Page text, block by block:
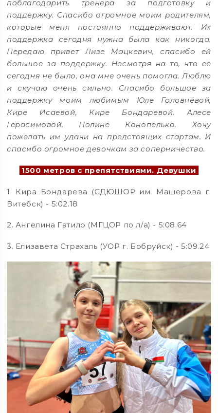
поблагодарить тренера за подготовку и
поддержку. Спасибо огромное моим родителям,
которые меня постоянно поддерживают. Их
поддержка сегодня нужна была как никогда.
Передаю привет Лизе Мацкевич, спасибо ей
большое за поддержку. Несмотря на то, что её
сегодня не было, она мне очень помогла. Люблю
и скучаю очень сильно. Спасибо большое за
поддержку моим любимым Юле Головнёвой,
Кире Исаевой, Кире Бондаревой, Алесе
Герасимовой, Полине Конопелько. Хочу
пожелать им удачи на предстоящих стартам. И
спасибо огромное девочкам за соперничество.
1500 метров с препятствиями. Девушки
1. Кира Бондарева (СДЮШОР им. Машерова г.
Витебск) - 5:02.18
2. Ангелина Гатило (МГЦОР по л/а) - 5:08.64
3. Елизавета Страхаль (УОР г. Бобруйск) - 5:09.24